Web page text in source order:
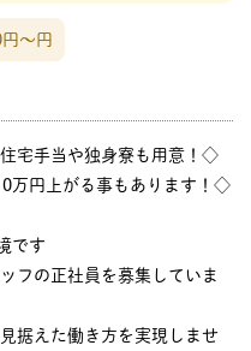
〜円
宅手当や独身寮も用意！◇
万円上がる事もあります！◇
です
フの正社員を募集していま
据えた働き方を実現しませ